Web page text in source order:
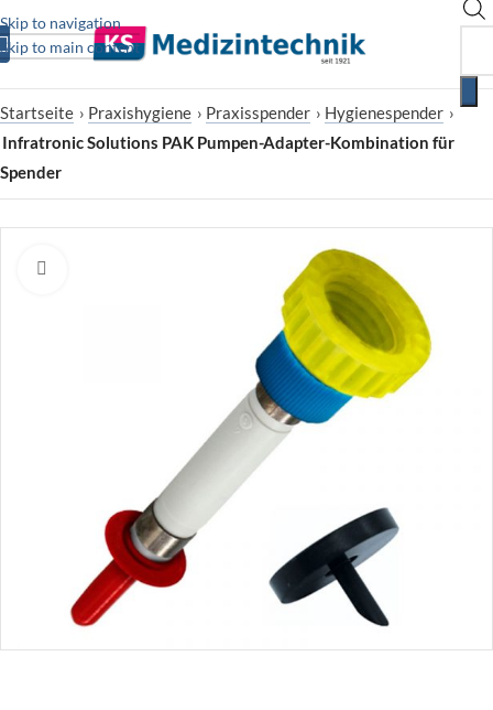
Skip to navigation
Skip to main content
Startseite › Praxishygiene › Praxisspender › Hygienespender ›
Infratronic Solutions PAK Pumpen-Adapter-Kombination für
Spender